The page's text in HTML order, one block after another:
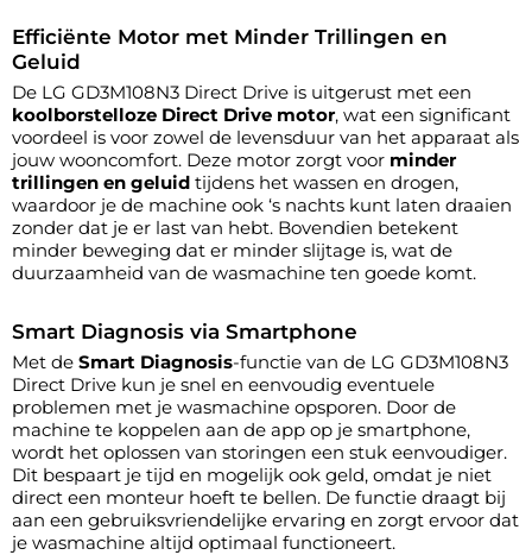
Efficiënte Motor met Minder Trillingen en
Geluid
De LG GD3M108N3 Direct Drive is uitgerust met een
koolborstelloze Direct Drive motor, wat een significant
voordeel is voor zowel de levensduur van het apparaat als
jouw wooncomfort. Deze motor zorgt voor minder
trillingen en geluid tijdens het wassen en drogen,
waardoor je de machine ook ‘s nachts kunt laten draaien
zonder dat je er last van hebt. Bovendien betekent
minder beweging dat er minder slijtage is, wat de
duurzaamheid van de wasmachine ten goede komt.
Smart Diagnosis via Smartphone
Met de Smart Diagnosis-functie van de LG GD3M108N3
Direct Drive kun je snel en eenvoudig eventuele
problemen met je wasmachine opsporen. Door de
machine te koppelen aan de app op je smartphone,
wordt het oplossen van storingen een stuk eenvoudiger.
Dit bespaart je tijd en mogelijk ook geld, omdat je niet
direct een monteur hoeft te bellen. De functie draagt bij
aan een gebruiksvriendelijke ervaring en zorgt ervoor dat
je wasmachine altijd optimaal functioneert.